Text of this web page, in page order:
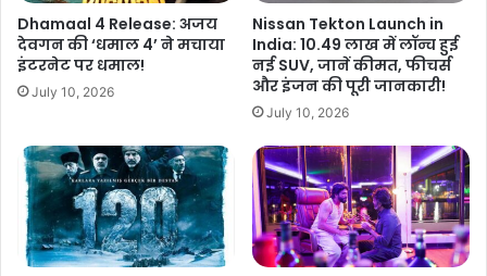
Dhamaal 4 Release: अजय
देवगन की ‘धमाल 4’ ने मचाया
इंटरनेट पर धमाल!
July 10, 2026
Nissan Tekton Launch in
India: 10.49 लाख में लॉन्च हुई
नई SUV, जानें कीमत, फीचर्स
और इंजन की पूरी जानकारी!
July 10, 2026